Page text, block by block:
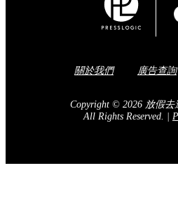
關於我們 廣告查詢
Copyright © 2026 放假去
All Rights Reserved.